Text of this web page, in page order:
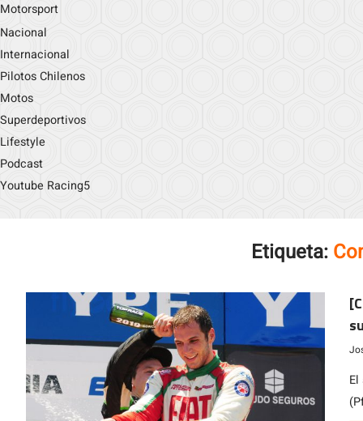
Motorsport
Nacional
Internacional
Pilotos Chilenos
Motos
Superdeportivos
Lifestyle
Podcast
Youtube Racing5
Etiqueta: